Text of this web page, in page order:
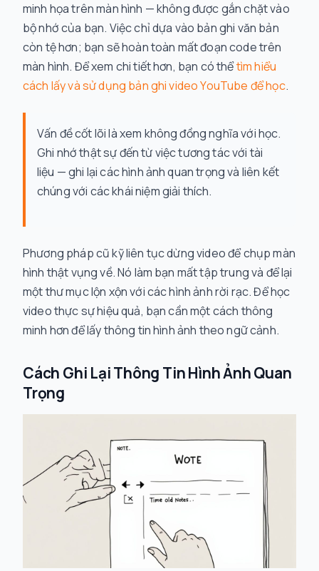
minh họa trên màn hình — không được gắn chặt vào
bộ nhớ của bạn. Việc chỉ dựa vào bản ghi văn bản
còn tệ hơn; bạn sẽ hoàn toàn mất đoạn code trên
màn hình. Để xem chi tiết hơn, bạn có thểtìm hiểu
cách lấy và sử dụng bản ghi video YouTube để học.
Vấn đề cốt lõi là xem không đồng nghĩa với học.
Ghi nhớ thật sự đến từ việc tương tác với tài
liệu — ghi lại các hình ảnh quan trọng và liên kết
chúng với các khái niệm giải thích.
Phương pháp cũ kỹ liên tục dừng video để chụp màn
hình thật vụng về. Nó làm bạn mất tập trung và để lại
một thư mục lộn xộn với các hình ảnh rời rạc. Để học
video thực sự hiệu quả, bạn cần một cách thông
minh hơn để lấy thông tin hình ảnh theo ngữ cảnh.
Cách Ghi Lại Thông Tin Hình Ảnh Quan
Trọng